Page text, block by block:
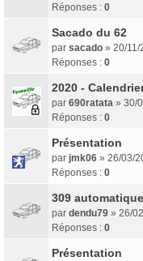
Réponses : 0
Sacado du 62
par sacado » 20/11/
Réponses : 0
2020 -
par 690ratata » 30/
Réponses : 0
Présentation
par jmk06 » 26/03/
Réponses : 0
309 automatique
par dendu79 » 26/
Réponses : 0
Présentation